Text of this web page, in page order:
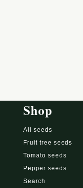
Shop
All seeds
Fruit tree seeds
Tomato seeds
Pepper seeds
Search